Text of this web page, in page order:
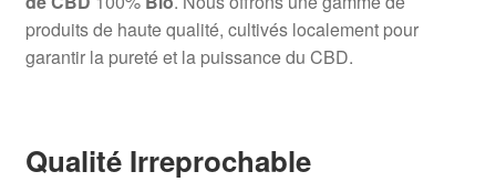
produits de haute qualité, cultivés localement pour
garantir la pureté et la puissance du CBD.
Qualité Irreprochable